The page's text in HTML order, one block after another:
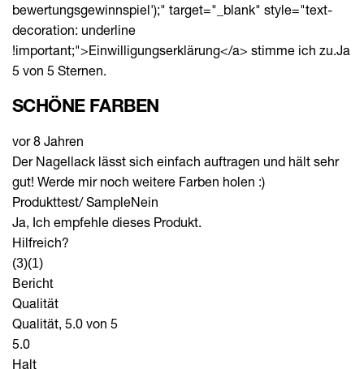
bewertungsgewinnspiel');" target="_blank" style="text-
decoration: underline
!important;">Einwilligungserklärung</a> stimme ich zu. Ja
5 von 5 Sternen.
SCHÖNE FARBEN
vor 8 Jahren
Der Nagellack lässt sich einfach auftragen und hält sehr
gut! Werde mir noch weitere Farben holen :)
Produkttest/ SampleNein
Ja, Ich empfehle dieses Produkt.
Hilfreich?
(3)(1)
Bericht
Qualität
Qualität, 5.0 von 5
5.0
Halt